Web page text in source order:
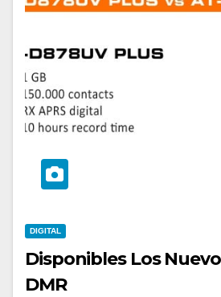
DIGITAL
Disponibles Los
DMR